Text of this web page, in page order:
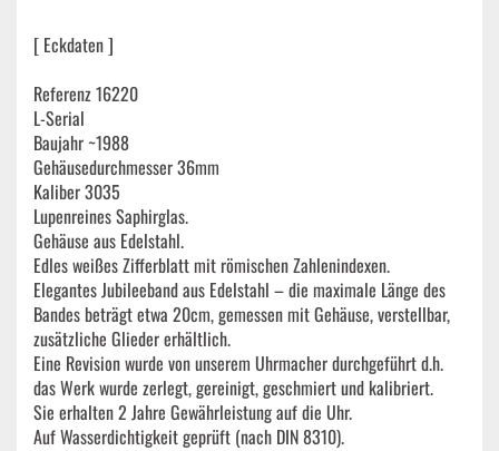
[ Eckdaten ]
Referenz 16220
L-Serial
Baujahr ~1988
Gehäusedurchmesser 36mm
Kaliber 3035
Lupenreines Saphirglas.
Gehäuse aus Edelstahl.
Edles weißes Zifferblatt mit römischen Zahlenindexen.
Elegantes Jubileeband aus Edelstahl – die maximale Länge des
Bandes beträgt etwa 20cm, gemessen mit Gehäuse, verstellbar,
zusätzliche Glieder erhältlich.
Eine Revision wurde von unserem Uhrmacher durchgeführt d.h.
das Werk wurde zerlegt, gereinigt, geschmiert und kalibriert.
Sie erhalten 2 Jahre Gewährleistung auf die Uhr.
Auf Wasserdichtigkeit geprüft (nach DIN 8310).